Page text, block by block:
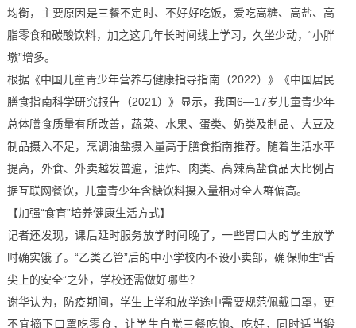
均衡，主要原因是三餐不定时、不好好吃饭，爱吃高糖、高盐、高
脂零食和碳酸饮料，加之这几年长时间线上学习，久坐少动，“小胖
墩”增多。
根据《中国儿童青少年营养与健康指导指南（2022）》《中国居民
膳食指南科学研究报告（2021）》显示，我国6—17岁儿童青少年
总体膳食质量有所改善，蔬菜、水果、蛋类、奶类及制品、大豆及
制品摄入不足，烹调油盐摄入量高于膳食指南推荐。随着生活水平
提高，外食、外卖越发普遍，油炸、肉类、高辣高盐食品大比例占
据互联网餐饮，儿童青少年含糖饮料摄入量相对全人群偏高。
【加强“食育”培养健康生活方式】
记者还发现，课后延时服务放学时间晚了，一些胃口大的学生放学
时确实饿了。“乙类乙管”后的中小学校内不设小卖部，确保师生“舌
尖上的安全”之外，学校还需做好哪些？
谢华认为，防疫期间，学生上学和放学途中需要规范佩戴口罩，更
不宜摘下口罩吃零食，让学生自觉三餐吃饱、吃好，同时适当锻